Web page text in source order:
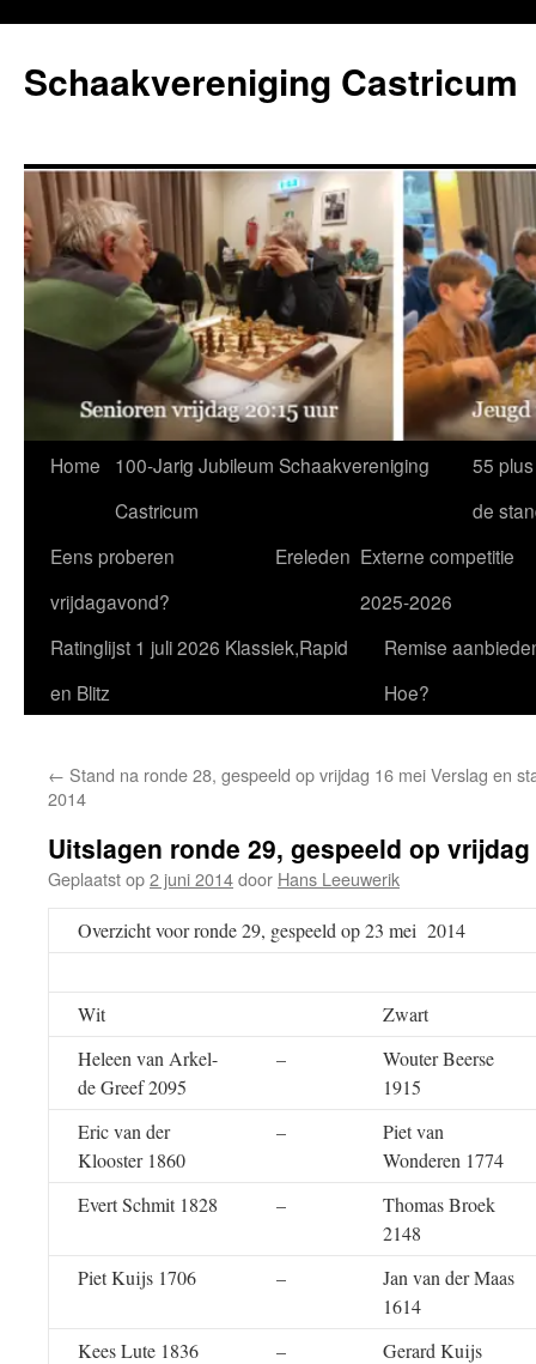
de
inhoud
Schaakvereniging Castricum
Home
100-Jarig Jubileum Schaakvereniging
Castricum
55
de
Eens proberen
vrijdagavond?
Ereleden Externe competitie
2025-2026
Ratinglijst 1 juli 2026 Klassiek,Rapid
en Blitz
Remise
Hoe?
← Stand na ronde 28, gespeeld op vrijdag 16 mei
2014
Verslag en
Uitslagen ronde 29, gespeeld op vrijdag
Geplaatst op2 juni 2014door Hans Leeuwerik
Overzicht voor ronde 29, gespeeld op 23 mei 2014
Wit
Zwart
Heleen van Arkel-
de Greef 2095
–
Wouter Beerse
1915
Eric van der
Klooster 1860
–
Piet van
Wonderen 1774
Evert Schmit 1828
–
Thomas Broek
2148
Piet Kuijs 1706
–
Jan van der Maas
1614
Kees Lute 1836
–
Gerard Kuijs